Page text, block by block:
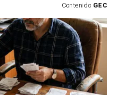
Contenido GEC